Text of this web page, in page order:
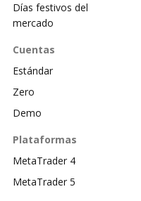
Días festivos del
mercado
Cuentas
Estándar
Zero
Demo
Plataformas
MetaTrader 4
MetaTrader 5